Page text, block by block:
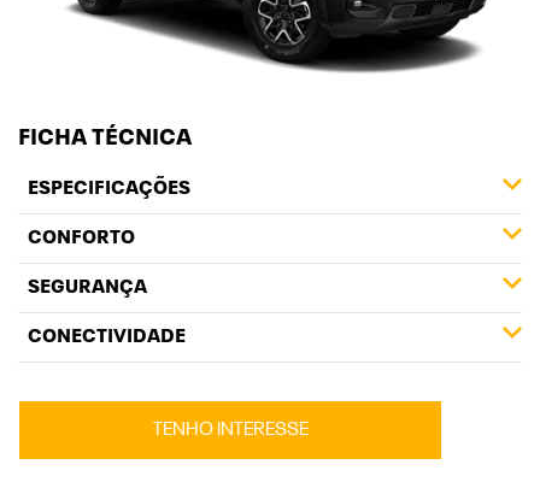
FICHA TÉCNICA
ESPECIFICAÇÕES
CONFORTO
SEGURANÇA
CONECTIVIDADE
TENHO INTERESSE